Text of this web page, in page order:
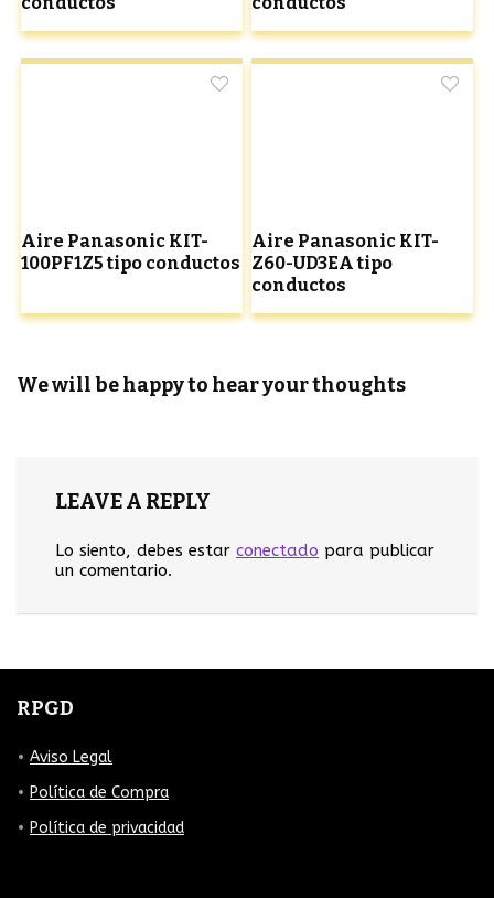
Aire Panasonic KIT-
100PF1Z5 tipo conductos
Aire Panasonic KIT-
Z60-UD3EA tipo
conductos
We will be happy to hear your thoughts
LEAVE A REPLY
Lo siento, debes estar conectado para publicar
un comentario.
RPGD
Aviso Legal
Política de Compra
Política de privacidad